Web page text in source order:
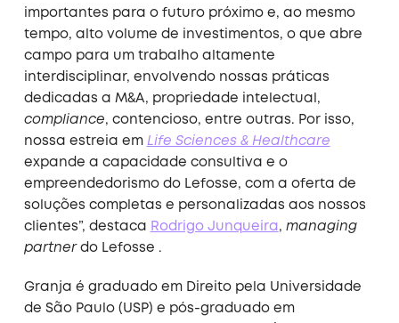
importantes para o futuro próximo e, ao mesmo
tempo, alto volume de investimentos, o que abre
campo para um trabalho altamente
interdisciplinar, envolvendo nossas práticas
dedicadas a M&A, propriedade intelectual,
compliance, contencioso, entre outras. Por isso,
nossa estreia em Life Sciences & Healthcare
expande a capacidade consultiva e o
empreendedorismo do Lefosse, com a oferta de
soluções completas e personalizadas aos nossos
clientes”, destaca Rodrigo Junqueira , managing
partnerdo Lefosse .
Granja é graduado em Direito pela Universidade
de São Paulo (USP) e pós-graduado em